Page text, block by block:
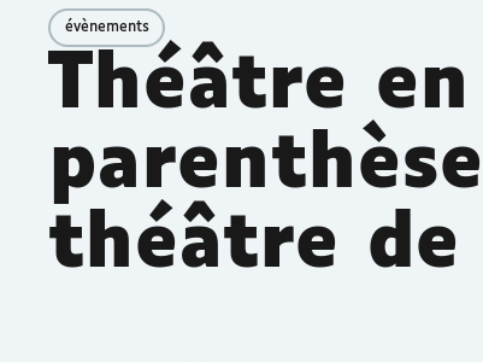
évènements
Théâtre
théâtre de